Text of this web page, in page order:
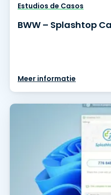
Estudios de Casos
BWW – Splashtop
Meer informatie